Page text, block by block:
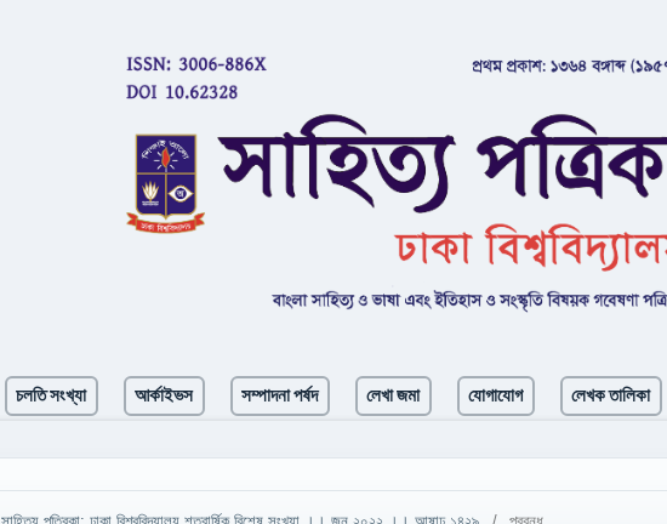
চলতি সংখ্যা আর্কাইভস সম্পাদনা পর্ষদ লেখা জমা যোগাযোগ লেখক তালিকা